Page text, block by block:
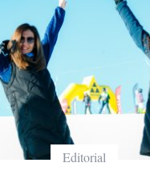
Echipament